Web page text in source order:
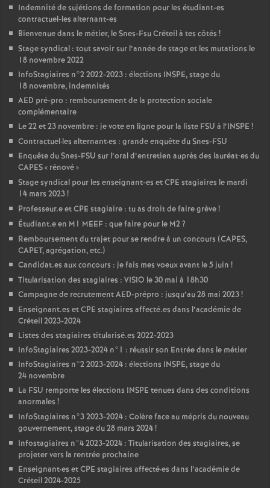
Indemnité de sujétions de formation pour les étudiant-es
contractuel-les alternant-es
Bienvenue dans le métier, le Snes-Fsu Créteil à tes côtés !
Stage syndical : tout savoir sur l’année de stage et les mutations le
18 novembre 2022
InfoStagiaires n°2 2022-2023 : élections INSPE, stage du
18 novembre, indemnités
AED pré-pro : remboursement de la protection sociale
complémentaire
Le 22 et 23 novembre : je vote en ligne pour la liste FSU à l’INSPE !
Contractuel·les alternant·es : grande enquête du Snes-FSU
Enquête du Snes-FSU sur l’oral d’entretien auprès des lauréat•es du
CAPES« rénové»
Stage syndical pour les enseignant-es etCPE stagiaires le mardi
14 mars 2023!
Professeur.e etCPE stagiaire : tu as droit de faire grève!
Étudiant.e en M1 MEEF : que faire pour le M2?
Remboursement du trajet pour se rendre à un concours (CAPES,
CAPET, agrégation, etc.)
Candidat.es aux concours : je fais mes voeux avant le 5 juin !
Titularisation des stagiaires : VISIO le 30 mai à 18h30
Campagne de recrutementAED-prépro : jusqu’au 28 mai 2023!
Enseignant.es etCPE stagiaires affecté.es dans l’académie de
Créteil 2023-2024
Listes des stagiaires titularisé.es 2022-2023
InfoStagiaires 2023-2024 n°1 : réussir son Entrée dans le métier
InfoStagiaires n°2 2023-2024 : élections INSPE, stage du
24 novembre
La FSU remporte les élections INSPE tenues dans des conditions
anormales !
InfoStagiaires n°3 2023-2024 : Colère face au mépris du nouveau
gouvernement, stage du 28 mars 2024!
Infostagiaires n°4 2023-2024 : Titularisation des stagiaires, se
projeter vers la rentrée prochaine
Enseignant·es etCPE stagiaires affecté·es dans l’académie de
Créteil 2024-2025